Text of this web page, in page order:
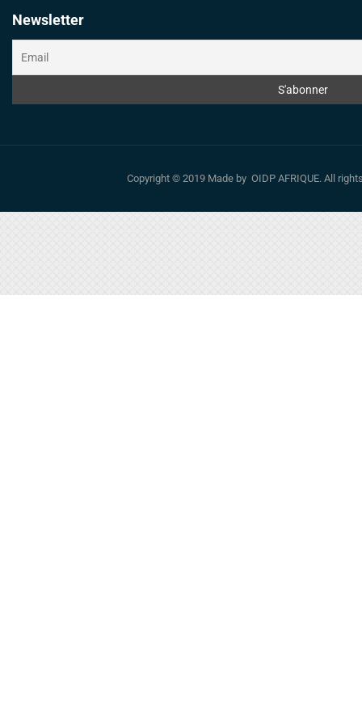
Newsletter
Copyright © 2019 Made by OIDP AFRIQUE. All